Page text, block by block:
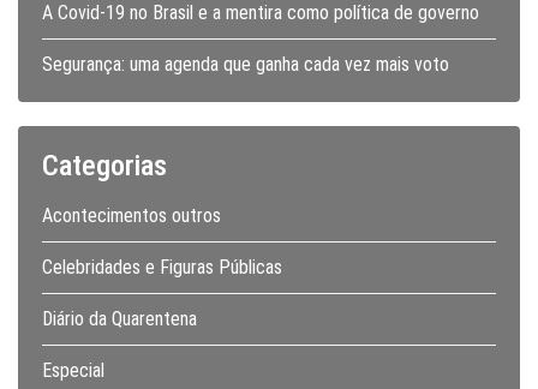
A Covid-19 no Brasil e a mentira como política de governo
Segurança: uma agenda que ganha cada vez mais voto
Categorias
Acontecimentos outros
Celebridades e Figuras Públicas
Diário da Quarentena
Especial